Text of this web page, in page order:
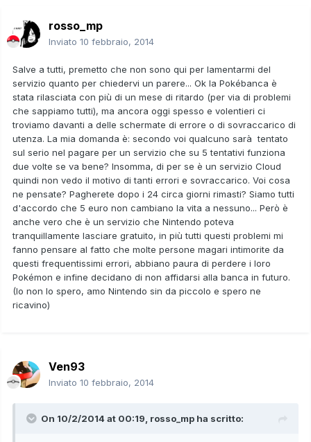
rosso_mp
Inviato 10 febbraio, 2014
Salve a tutti, premetto che non sono qui per lamentarmi del
servizio quanto per chiedervi un parere... Ok la Pokébanca è
stata rilasciata con più di un mese di ritardo (per via di problemi
che sappiamo tutti), ma ancora oggi spesso e volentieri ci
troviamo davanti a delle schermate di errore o di sovraccarico di
utenza. La mia domanda è: secondo voi qualcuno sarà tentato
sul serio nel pagare per un servizio che su 5 tentativi funziona
due volte se va bene? Insomma, di per se è un servizio Cloud
quindi non vedo il motivo di tanti errori e sovraccarico. Voi cosa
ne pensate? Pagherete dopo i 24 circa giorni rimasti? Siamo tutti
d'accordo che 5 euro non cambiano la vita a nessuno... Però è
anche vero che è un servizio che Nintendo poteva
tranquillamente lasciare gratuito, in più tutti questi problemi mi
fanno pensare al fatto che molte persone magari intimorite da
questi frequentissimi errori, abbiano paura di perdere i loro
Pokémon e infine decidano di non affidarsi alla banca in futuro.
(Io non lo spero, amo Nintendo sin da piccolo e spero ne
ricavino)
Ven93
Inviato 10 febbraio, 2014
On 10/2/2014 at 00:19, rosso_mp ha scritto: